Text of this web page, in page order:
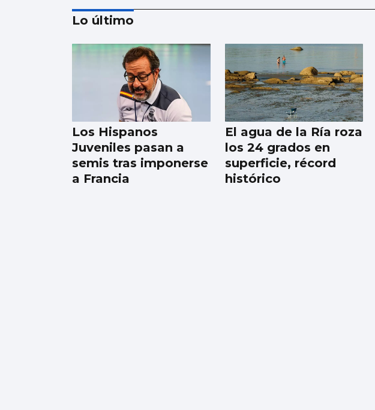
La Atención Primaria
pasa a depender de
las gerencias
Lo último
Los Hispanos
Juveniles pasan a
semis tras imponerse
a Francia
El agua de la Ría roza
los 24 grados en
superficie, récord
histórico